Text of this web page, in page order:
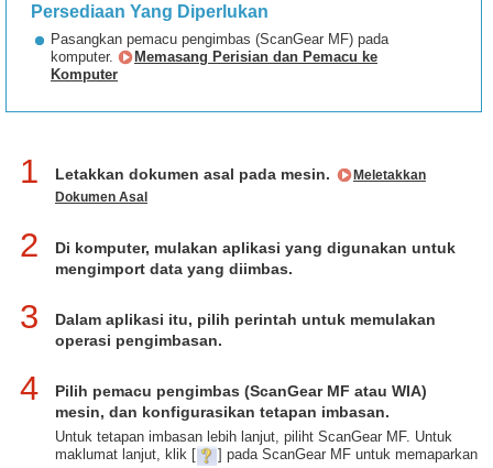
Persediaan Yang Diperlukan
Pasangkan pemacu pengimbas (ScanGear MF) pada
komputer.
Memasang Perisian dan Pemacu ke
Komputer
1 Letakkan dokumen asal pada mesin.
Meletakkan
Dokumen Asal
2
Di komputer, mulakan aplikasi yang digunakan untuk
mengimport data yang diimbas.
3
Dalam aplikasi itu, pilih perintah untuk memulakan
operasi pengimbasan.
4
Pilih pemacu pengimbas (ScanGear MF atau WIA)
mesin, dan konfigurasikan tetapan imbasan.
Untuk tetapan imbasan lebih lanjut, piliht ScanGear MF. Untuk
maklumat lanjut, klik [
] pada ScanGear MF untuk memaparkan